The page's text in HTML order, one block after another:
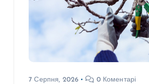
7 Серпня, 2026 0 Коментарі